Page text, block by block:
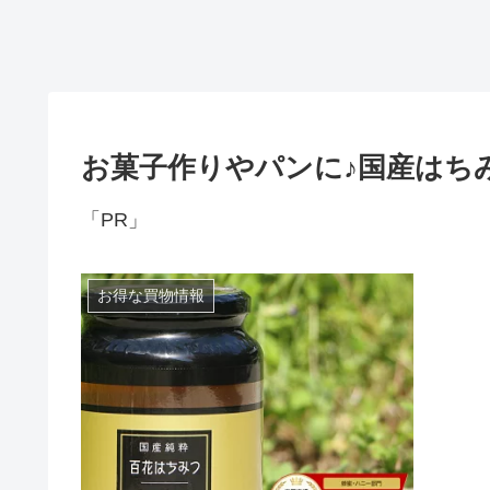
お菓子作りやパンに♪国産はち
「PR」
お得な買物情報